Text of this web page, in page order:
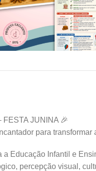
JUNINA 🎉
para
Educação Infantil e
percepção visual,